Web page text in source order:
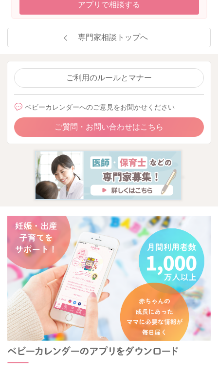
アプリで相談する
専門家相談トップへ
ご利用のルールとマナー
ベビーカレンダーへのご意見をお聞かせください
ご質問・お問い合わせはこちら